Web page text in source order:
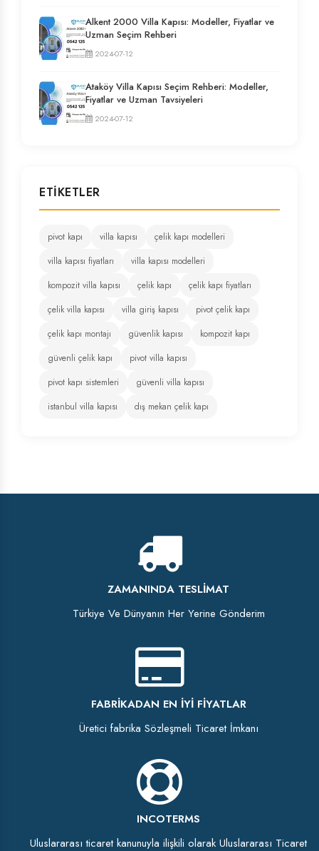
Alkent 2000 Villa Kapısı: Modeller, Fiyatlar ve
Uzman Seçim Rehberi
2024-07-12
Ataköy Villa Kapısı Seçim Rehberi: Modeller,
Fiyatlar ve Uzman Tavsiyeleri
2024-07-12
ETIKETLER
pivot kapı villa kapısı
çelik kapı modelleri
villa kapısı fiyatları
villa kapısı modelleri
kompozit villa kapısı
çelik kapı
çelik kapı fiyatları
çelik villa kapısı
villa giriş kapısı
pivot çelik kapı
çelik kapı montajı
güvenlik kapısı
kompozit kapı
güvenli çelik kapı
pivot villa kapısı
pivot kapı sistemleri
güvenli villa kapısı
istanbul villa kapısı
dış mekan çelik kapı
ZAMANINDA TESLIMAT
Türkiye Ve Dünyanın Her Yerine Gönderim
FABRIKADAN EN İYI FIYATLAR
Üretici fabrika Sözleşmeli Ticaret İmkanı
INCOTERMS
Uluslararası ticaret kanunuyla ilişkili olarak Uluslararası Ticaret